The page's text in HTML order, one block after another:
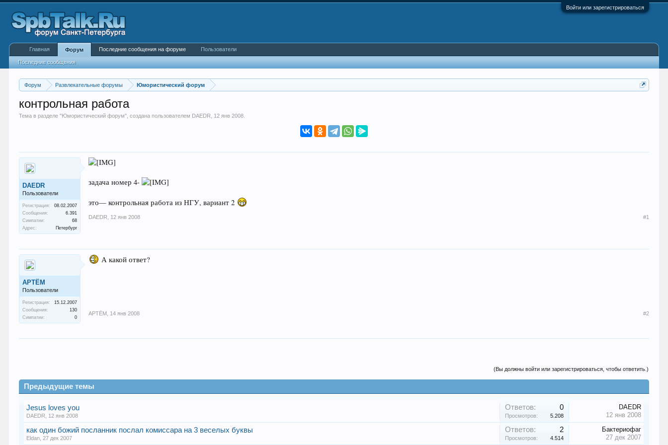
Войти или зарегистрироваться
Форум Развлекательные форумы Юмористический форум
контрольная работа
Тема в разделе "Юмористический форум", создана пользователем DAEDR 12 янв 2008
DAEDR
Пользователи
Регистрация:
08.02.2007
Сообщения:
6.391
Симпатии:
68
Адрес:
Петербург
задача номер 4-
это— контрольная работа из НГУ, вариант 2
DAEDR 12 янв 2008 #1
АРТЁМ
Пользователи
Регистрация:
15.12.2007
Сообщения:
130
Симпатии:
0
А какой ответ?
АРТЁМ 14 янв 2008 #2
(Вы должны войти или зарегистрироваться, чтобы ответить.)
Предыдущие темы
Jesus loves you
DAEDR 12 янв 2008
Ответов: 0
Просмотров: 5.208
DAEDR
12 янв 2008
как один божий посланник послал комиссара на 3 веселых буквы
Eldan ,27 дек 2007
Ответов: 2
Просмотров: 4.514
Бактериофаг
27 дек 2007
Главная Форум
Последние сообщения
Последние сообщения на форуме Пользователи